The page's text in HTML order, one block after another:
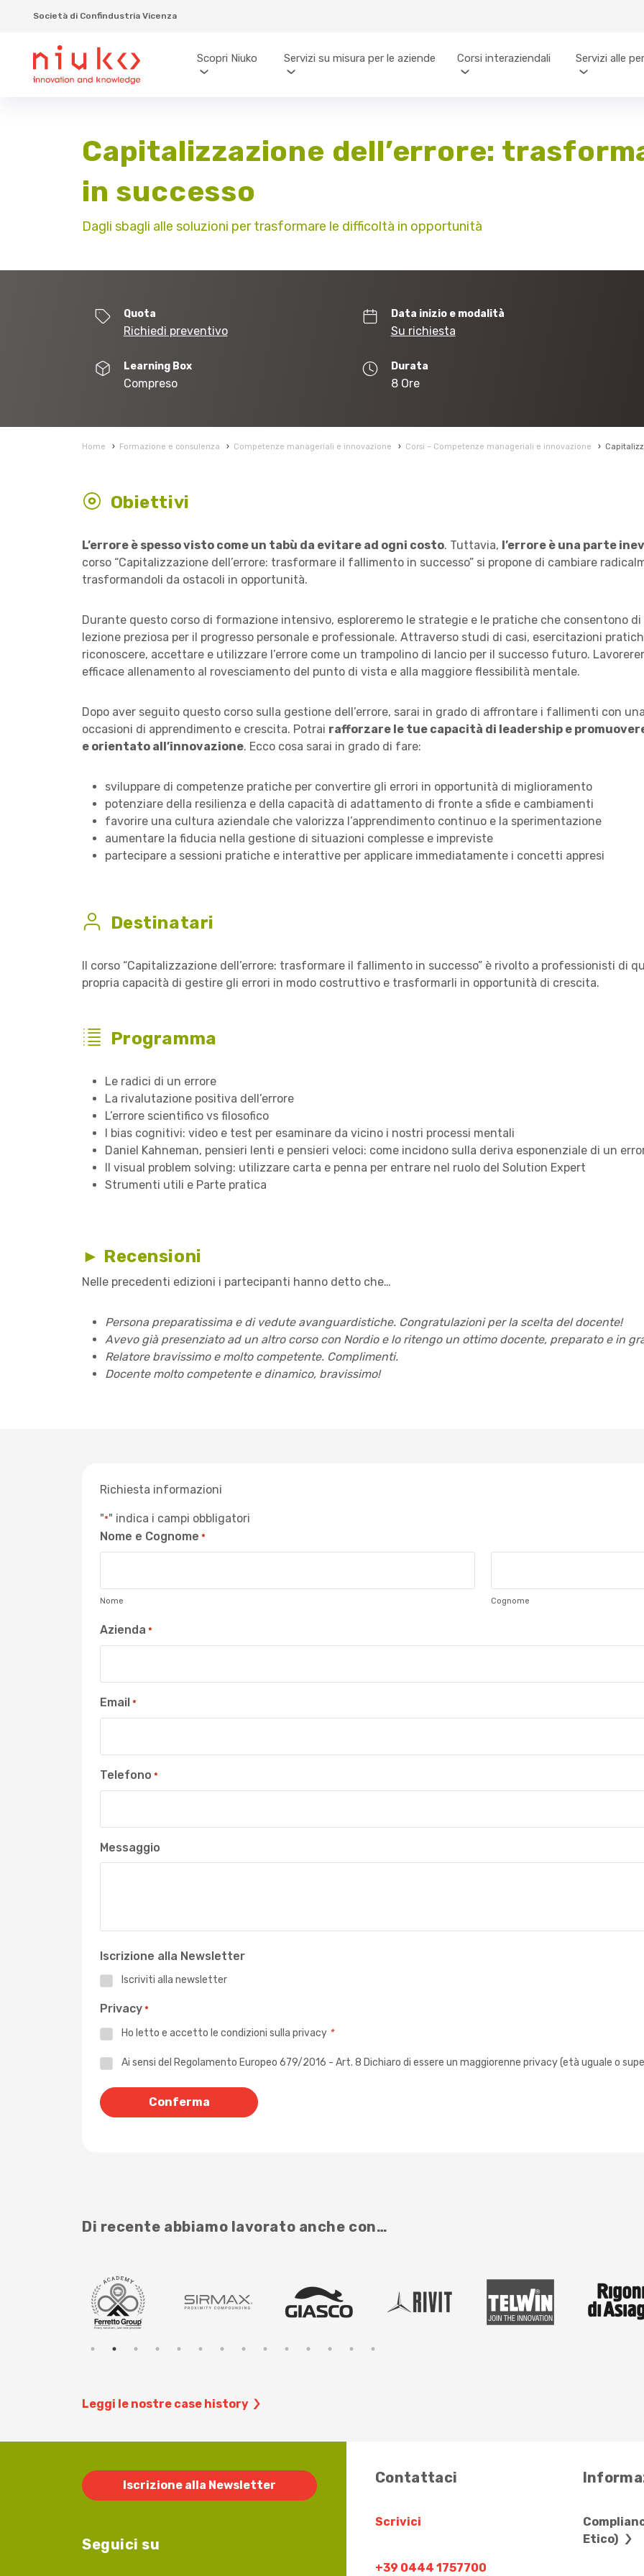
Società di Confindustria Vicenza
Scopri Niuko Servizi su misura per le aziende Corsi interaziendali Servizi alle
Capitalizzazione dell’errore:
in successo
Dagli sbagli alle soluzioni per trasformare le difficoltà in opportunità
Quota
Richiedi preventivo
Learning Box
Compreso
Data inizio e modalità
Su richiesta
Durata
8 Ore
Home › Formazione e consulenza › Competenze manageriali e innovazione › Corsi – Competenze manageriali e innovazione ›
Obiettivi
L’errore è spesso visto come un tabù da evitare ad ogni costo. Tuttavia, l’errore è una parte
corso “Capitalizzazione dell’errore: trasformare il fallimento in successo” si propone di cambiare
trasformandoli da ostacoli in opportunità.
Durante questo corso di formazione intensivo, esploreremo le strategie e le pratiche che consentono
lezione preziosa per il progresso personale e professionale. Attraverso studi di casi, esercitazioni
riconoscere, accettare e utilizzare l’errore come un trampolino di lancio per il successo futuro.
efficace allenamento al rovesciamento del punto di vista e alla maggiore flessibilità mentale.
Dopo aver seguito questo corso sulla gestione dell’errore, sarai in grado di affrontare i fallimenti con
occasioni di apprendimento e crescita. Potrai rafforzare le tue capacità di leadership e
e orientato all’innovazione. Ecco cosa sarai in grado di fare:
sviluppare di competenze pratiche per convertire gli errori in opportunità di miglioramento
potenziare della resilienza e della capacità di adattamento di fronte a sfide e cambiamenti
favorire una cultura aziendale che valorizza l’apprendimento continuo e la sperimentazione
aumentare la fiducia nella gestione di situazioni complesse e impreviste
partecipare a sessioni pratiche e interattive per applicare immediatamente i concetti appresi
Destinatari
Il corso “Capitalizzazione dell’errore: trasformare il fallimento in successo” è rivolto a professionisti di
propria capacità di gestire gli errori in modo costruttivo e trasformarli in opportunità di crescita.
Programma
Le radici di un errore
La rivalutazione positiva dell’errore
L’errore scientifico vs filosofico
I bias cognitivi: video e test per esaminare da vicino i nostri processi mentali
Daniel Kahneman, pensieri lenti e pensieri veloci: come incidono sulla deriva esponenziale di un
Il visual problem solving: utilizzare carta e penna per entrare nel ruolo del Solution Expert
Strumenti utili e Parte pratica
► Recensioni
Nelle precedenti edizioni i partecipanti hanno detto che…
Persona preparatissima e di vedute avanguardistiche. Congratulazioni per la scelta del docente!
Avevo già presenziato ad un altro corso con Nordio e lo ritengo un ottimo docente, preparato e in
Relatore bravissimo e molto competente. Complimenti.
Docente molto competente e dinamico, bravissimo!
Richiesta informazioni
"*" indica i campi obbligatori
Nome e Cognome *
Nome Cognome
Azienda *
Email *
Telefono *
Messaggio
Iscrizione alla Newsletter
Iscriviti alla newsletter
Privacy *
Ho letto e accetto le condizioni sulla privacy *
PrivacyAi sensi del Regolamento Europeo 679/2016 - Art. 8 Dichiaro di essere un maggiorenne privacy (età uguale o
Di recente abbiamo lavorato anche con…
Leggi le nostre case history
Iscrizione alla Newsletter
Seguici su
Contattaci
Scrivici
+39 0444 1757700
Etico)